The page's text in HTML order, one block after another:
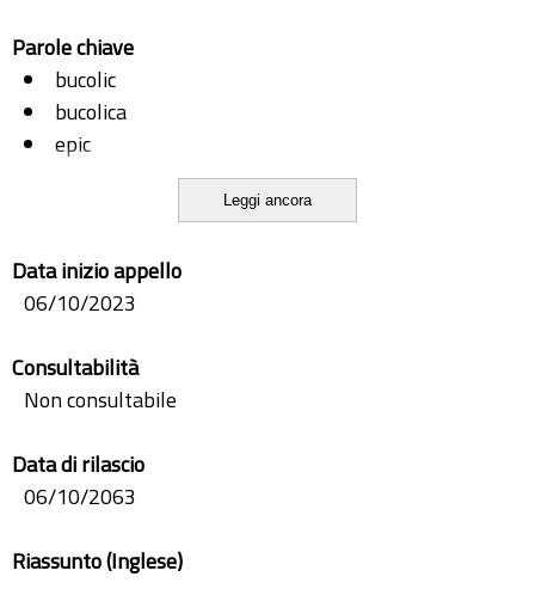
Parole chiave
bucolic
bucolica
epic
genere letterario
Hellenistic poetry
narrative technique
Poesia ellenistica
Teocrito
Theocritus
Leggi ancora
Data inizio appello
06/10/2023
Consultabilità
Non consultabile
Data di rilascio
06/10/2063
Riassunto (Inglese)